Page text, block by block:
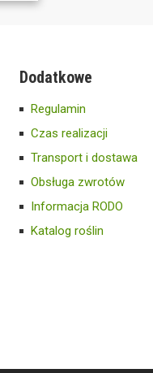
Dodatkowe
Regulamin
Czas realizacji
Transport i dostawa
Obsługa zwrotów
Informacja RODO
Katalog roślin